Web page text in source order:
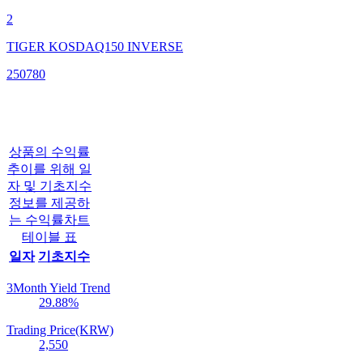
2
TIGER KOSDAQ150 INVERSE
250780
상품의 수익률
추이를 위해 일
자 및 기초지수
정보를 제공하
는 수익률차트
테이블 표
일자 기초지수
3Month Yield Trend
29.88%
Trading Price(KRW)
2,550